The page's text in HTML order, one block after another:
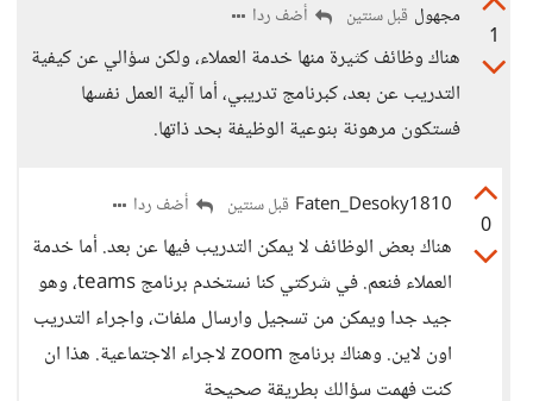
1
مجهول قبل سنتين أضف ردا
هناك وظائف كثيرة منها خدمة العملاء، ولكن سؤالي عن كيفية
التدريب عن بعد، كبرنامج تدريبي، أما آلية العمل نفسها
فستكون مرهونة بنوعية الوظيفة بحد ذاتها.
0
Faten_Desoky1810 قبل سنتين أضف ردا
هناك بعض الوظائف لا يمكن التدريب فيها عن بعد. أما خدمة
العملاء فنعم. في شركتي كنا نستخدم برنامج teams، وهو
جيد جدا ويمكن من تسجيل وارسال ملفات، واجراء التدريب
اون لاين. وهناك برنامج zoom لاجراء الاجتماعية. هذا ان
كنت فهمت سؤالك بطريقة صحيحة